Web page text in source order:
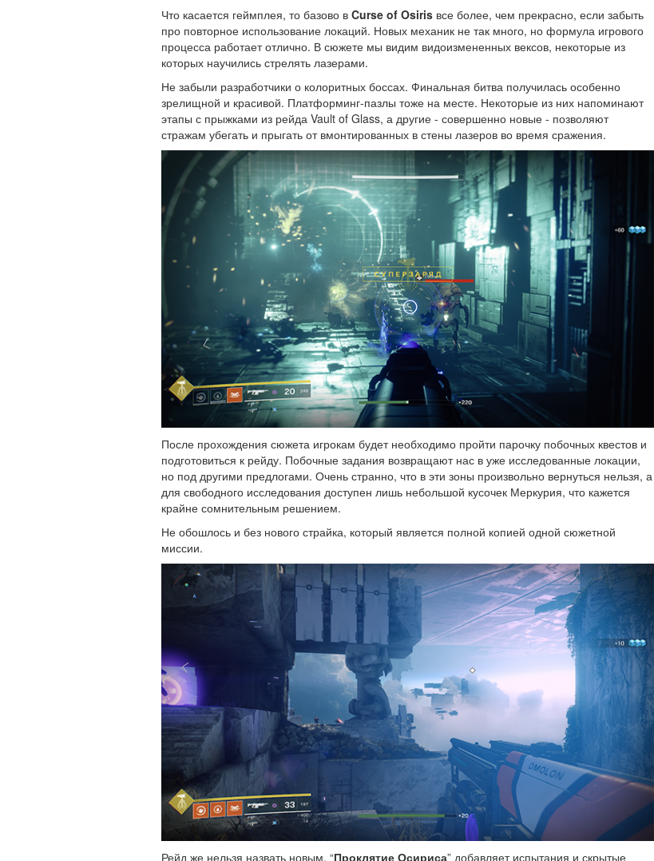
Что касается геймплея, то базово в Curse of Osiris все более, чем прекрасно, если забыть
про повторное использование локаций. Новых механик не так много, но формула игрового
процесса работает отлично. В сюжете мы видим видоизмененных вексов, некоторые из
которых научились стрелять лазерами.
Не забыли разработчики о колоритных боссах. Финальная битва получилась особенно
зрелищной и красивой. Платформинг-пазлы тоже на месте. Некоторые из них напоминают
этапы с прыжками из рейда Vault of Glass, а другие - совершенно новые - позволяют
стражам убегать и прыгать от вмонтированных в стены лазеров во время сражения.
После прохождения сюжета игрокам будет необходимо пройти парочку побочных квестов и
подготовиться к рейду. Побочные задания возвращают нас в уже исследованные локации,
но под другими предлогами. Очень странно, что в эти зоны произвольно вернуться нельзя, а
для свободного исследования доступен лишь небольшой кусочек Меркурия, что кажется
крайне сомнительным решением.
Не обошлось и без нового страйка, который является полной копией одной сюжетной
миссии.
Рейд же нельзя назвать новым. “Проклятие Осириса” добавляет испытания и скрытые